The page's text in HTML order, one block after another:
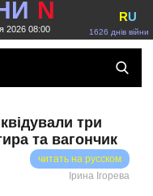
N
2026 08:00 1626 днів війни
RU
три
та вагончик
читать на русском
Ірина Ігорева